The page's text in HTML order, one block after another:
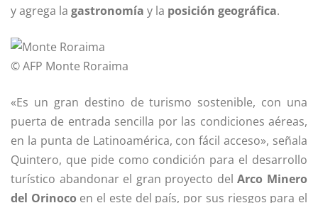
y agrega la gastronomía y la posición geográfica.
© AFP Monte Roraima
«Es un gran destino de turismo sostenible, con una
puerta de entrada sencilla por las condiciones aéreas,
en la punta de Latinoamérica, con fácil acceso», señala
Quintero, que pide como condición para el desarrollo
turístico abandonar el gran proyecto delArco Minero
del Orinoco en el este del país, por sus riesgos para el